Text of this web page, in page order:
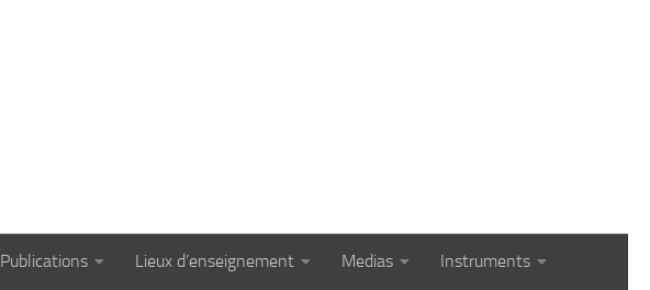
Publications Lieux d’enseignement Medias Instruments